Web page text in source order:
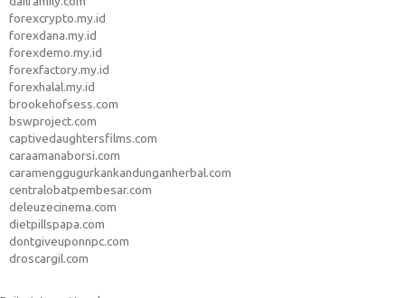
forexcrypto.my.id
forexdana.my.id
forexdemo.my.id
forexfactory.my.id
forexhalal.my.id
brookehofsess.com
bswproject.com
captivedaughtersfilms.com
caraamanaborsi.com
caramenggugurkankandunganherbal.com
centralobatpembesar.com
deleuzecinema.com
dietpillspapa.com
dontgiveuponnpc.com
droscargil.com